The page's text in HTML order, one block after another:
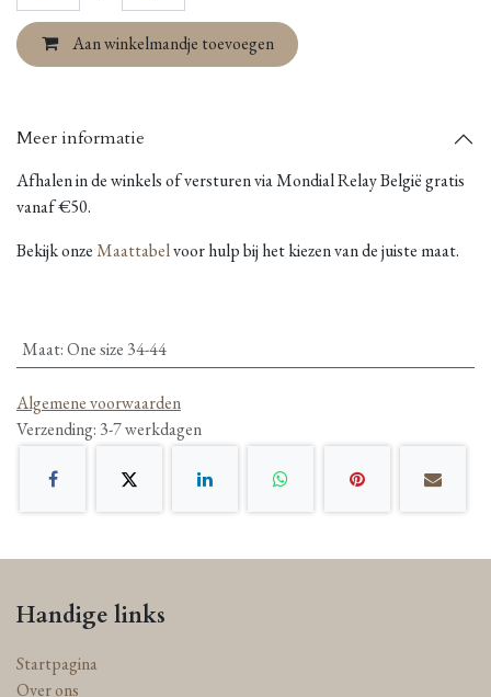
Aan winkelmandje toevoegen
Meer informatie
Afhalen in de winkels of versturen via Mondial Relay België gratis
vanaf €50.
Bekijk onzeMaattabelvoor hulp bij het kiezen van de juiste maat.
Maat:One size 34-44
Algemene voorwaarden
Verzending: 3-7 werkdagen
Handige links
Startpagina
Over ons